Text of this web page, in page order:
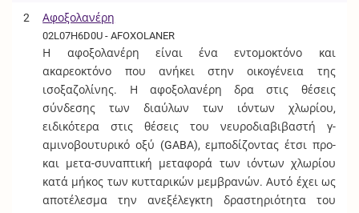
2 Αφοξολανέρη
02L07H6D0U - AFOXOLANER
Η αφοξολανέρη είναι ένα εντομοκτόνο και
ακαρεοκτόνο που ανήκει στην οικογένεια της
ισοξαζολίνης. Η αφοξολανέρη δρα στις θέσεις
σύνδεσης των διαύλων των ιόντων χλωρίου,
ειδικότερα στις θέσεις του νευροδιαβιβαστή γ-
αμινοβουτυρικό οξύ (GABA), εμποδίζοντας έτσι προ-
και μετα-συναπτική μεταφορά των ιόντων χλωρίου
κατά μήκος των κυτταρικών μεμβρανών. Αυτό έχει ως
αποτέλεσμα την ανεξέλεγκτη δραστηριότητα του